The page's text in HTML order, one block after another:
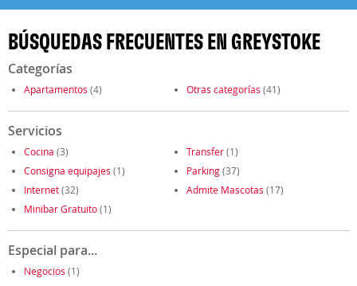
BÚSQUEDAS FRECUENTES EN GREYSTOKE
Categorías
Apartamentos (4) Otras categorías (41)
Servicios
Cocina (3) Transfer(1)
Consigna equipajes (1) Parking(37)
Internet(32) Admite Mascotas (17)
Minibar Gratuito(1)
Especial para...
Negocios (1)